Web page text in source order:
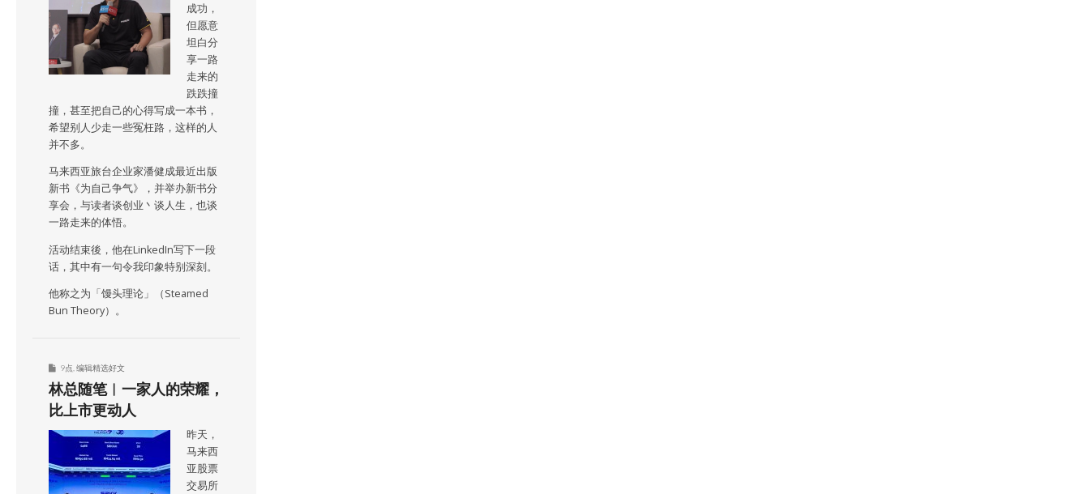
成功，
但愿意
坦白分
享一路
走来的
跌跌撞
撞，甚至把自己的心得写成一本书，
希望别人少走一些冤枉路，这样的人
并不多。
马来西亚旅台企业家潘健成最近出版
新书《为自己争气》，并举办新书分
享会，与读者谈创业丶谈人生，也谈
一路走来的体悟。
活动结束後，他在LinkedIn写下一段
话，其中有一句令我印象特别深刻。
他称之为「馒头理论」（Steamed
Bun Theory）。
9点 编辑精选好文
林总随笔︱一家人的荣耀，
比上市更动人
昨天，
马来西
亚股票
交易所